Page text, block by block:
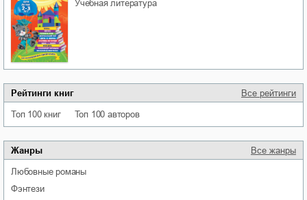
учебная литература
Рейтинги книг Все рейтинги
Топ 100 книг Топ 100 авторов
Жанры Все жанры
любовные романы
фэнтези